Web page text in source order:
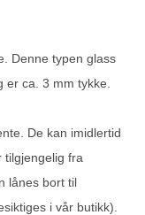
Denne typen glass
ca. 3 mm tykke.
De kan imidlertid
tilgjengelig fra
lånes bort til
i vår butikk).